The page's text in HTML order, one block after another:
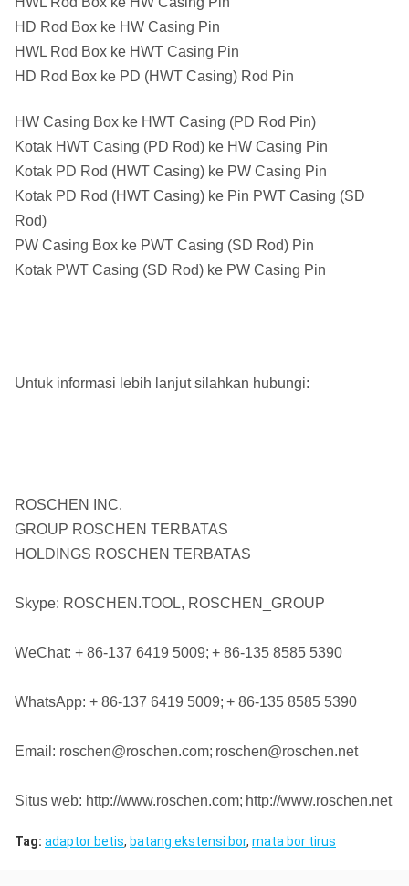
HD Rod Box ke HW Casing Pin
HWL Rod Box ke HWT Casing Pin
HD Rod Box ke PD (HWT Casing) Rod Pin
HW Casing Box ke HWT Casing (PD Rod Pin)
Kotak HWT Casing (PD Rod) ke HW Casing Pin
Kotak PD Rod (HWT Casing) ke PW Casing Pin
Kotak PD Rod (HWT Casing) ke Pin PWT Casing (SD
Rod)
PW Casing Box ke PWT Casing (SD Rod) Pin
Kotak PWT Casing (SD Rod) ke PW Casing Pin
Untuk informasi lebih lanjut silahkan hubungi:
ROSCHEN INC.
GROUP ROSCHEN TERBATAS
HOLDINGS ROSCHEN TERBATAS
Skype: ROSCHEN.TOOL, ROSCHEN_GROUP
WeChat: + 86-137 6419 5009; + 86-135 8585 5390
WhatsApp: + 86-137 6419 5009; + 86-135 8585 5390
Email: roschen@roschen.com; roschen@roschen.net
Situs web: http://www.roschen.com; http://www.roschen.net
Tag: adaptor betis, batang ekstensi bor, mata bor tirus